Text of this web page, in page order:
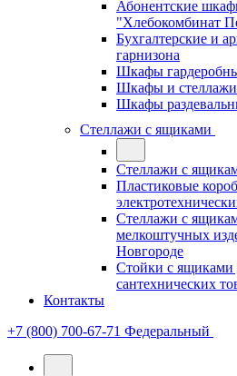
Абонентские
"Хлебокомбинат
Бухгалтерские и
гарнизона
Шкафы
Шкафы и
Шкафы
Стеллажи с ящиками
Стеллажи с
Пластиковые
Стеллажи с
мелкоштучных
Новгороде
Стойки с ящиками
сантехнических
Контакты
+7 (800) 700-67-71 Федеральный